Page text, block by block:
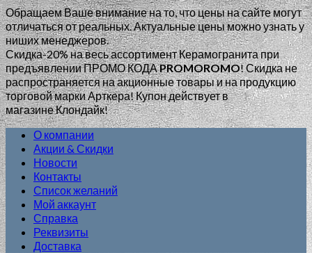
Обращаем Ваше внимание на то, что цены на сайте могут
отличаться от реальных. Актуальные цены можно узнать у
ниших менеджеров.
Скидка-20% на весь ассортимент Керамогранита при
предъявлении ПРОМО КОДАPROMOROMO!Скидка не
распространяется на акционные товары и на продукцию
торговой марки Арткера! Купон действует в
магазине Клондайк!
О компании
Акции & Скидки
Новости
Контакты
Список желаний
Мой аккаунт
Справка
Реквизиты
Доставка